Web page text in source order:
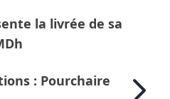
la livrée de sa
: Pourchaire